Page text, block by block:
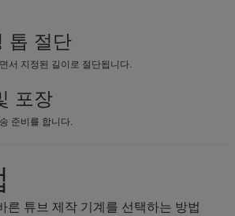
톱 절단
서 지정된 길이로 절단됩니다.
포장
준비를 합니다.
른 튜브 제작 기계를 선택하는 방법